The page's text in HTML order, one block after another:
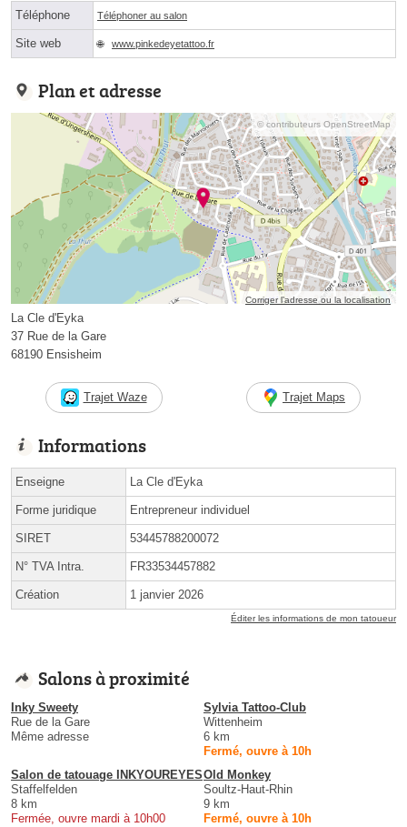
Téléphone Téléphoner au salon
Site web www.pinkedeyetattoo.fr
Plan et adresse
© contributeurs OpenStreetMap
Corriger l’adresse ou la localisation
La Cle d'Eyka
37 Rue de la Gare
68190 Ensisheim
Trajet Waze Trajet Maps
Informations
Enseigne La Cle d'Eyka
Forme juridique Entrepreneur individuel
SIRET 53445788200072
N° TVA Intra. FR33534457882
Création 1 janvier 2026
Éditer les informations de mon tatoueur
Salons à proximité
Inky Sweety
Rue de la Gare
Même adresse
Sylvia Tattoo-Club
Wittenheim
6 km
Fermé, ouvre à 10h
Salon de tatouage INKYOUREYES
Staffelfelden
8 km
Fermée, ouvre mardi à 10h00
Old Monkey
Soultz-Haut-Rhin
9 km
Fermé, ouvre à 10h